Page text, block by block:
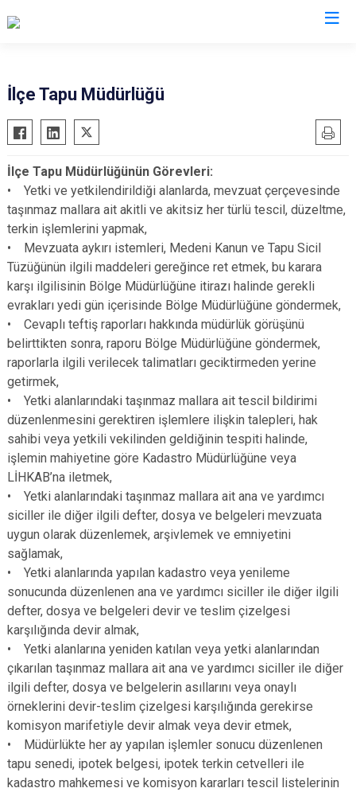
Akkışla
Bünyan
Develi
Felahiye
Hacılar
İncesu
Kocasinan
Melikgazi
Sarıoğlan
Sarız
Tomarza
Yahyalı
Yeşilhisar
İlçe Tapu Müdürlüğü
İlçe Tapu Müdürlüğünün Görevleri:
• Yetki ve yetkilendirildiği alanlarda, mevzuat çerçevesinde
taşınmaz mallara ait akitli ve akitsiz her türlü tescil, düzeltme,
terkin işlemlerini yapmak,
• Mevzuata aykırı istemleri, Medeni Kanun ve Tapu Sicil
Tüzüğünün ilgili maddeleri gereğince ret etmek, bu karara
karşı ilgilisinin Bölge Müdürlüğüne itirazı halinde gerekli
evrakları yedi gün içerisinde Bölge Müdürlüğüne göndermek,
• Cevaplı teftiş raporları hakkında müdürlük görüşünü
belirttikten sonra, raporu Bölge Müdürlüğüne göndermek,
raporlarla ilgili verilecek talimatları geciktirmeden yerine
getirmek,
• Yetki alanlarındaki taşınmaz mallara ait tescil bildirimi
düzenlenmesini gerektiren işlemlere ilişkin talepleri, hak
sahibi veya yetkili vekilinden geldiğinin tespiti halinde,
işlemin mahiyetine göre Kadastro Müdürlüğüne veya
LİHKAB’na iletmek,
• Yetki alanlarındaki taşınmaz mallara ait ana ve yardımcı
siciller ile diğer ilgili defter, dosya ve belgeleri mevzuata
uygun olarak düzenlemek, arşivlemek ve emniyetini
sağlamak,
• Yetki alanlarında yapılan kadastro veya yenileme
sonucunda düzenlenen ana ve yardımcı siciller ile diğer ilgili
defter, dosya ve belgeleri devir ve teslim çizelgesi
karşılığında devir almak,
• Yetki alanlarına yeniden katılan veya yetki alanlarından
çıkarılan taşınmaz mallara ait ana ve yardımcı siciller ile diğer
ilgili defter, dosya ve belgelerin asıllarını veya onaylı
örneklerini devir-teslim çizelgesi karşılığında gerekirse
komisyon marifetiyle devir almak veya devir etmek,
• Müdürlükte her ay yapılan işlemler sonucu düzenlenen
tapu senedi, ipotek belgesi, ipotek terkin cetvelleri ile
kadastro mahkemesi ve komisyon kararları tescil listelerinin